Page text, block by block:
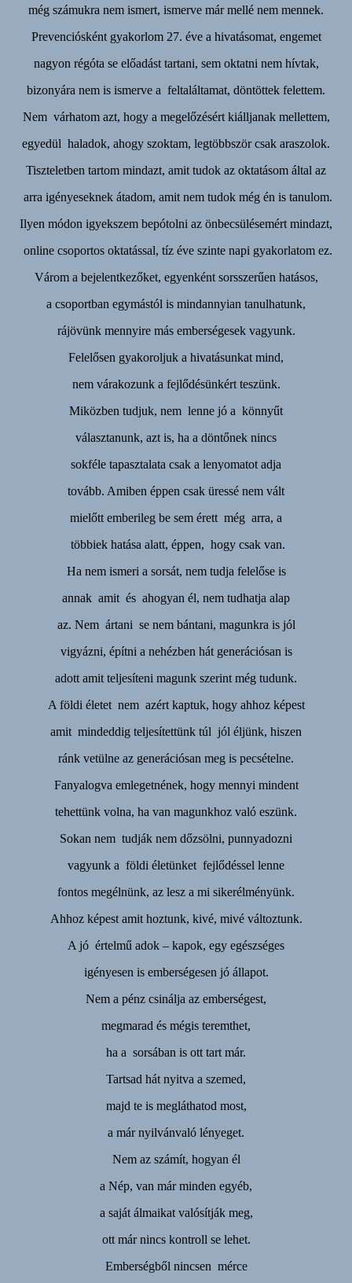
még számukra nem ismert, ismerve már mellé nem mennek.
Prevenciósként gyakorlom 27. éve a hivatásomat, engemet
nagyon régóta se előadást tartani, sem oktatni nem hívtak,
bizonyára nem is ismerve a feltaláltamat, döntöttek felettem.
Nem várhatom azt, hogy a megelőzésért kiálljanak mellettem,
egyedül haladok, ahogy szoktam, legtöbbször csak araszolok.
Tiszteletben tartom mindazt, amit tudok az oktatásom által az
arra igényeseknek átadom, amit nem tudok még én is tanulom.
Ilyen módon igyekszem bepótolni az önbecsülésemért mindazt,
online csoportos oktatással, tíz éve szinte napi gyakorlatom ez.
Várom a bejelentkezőket, egyenként sorsszerűen hatásos,
a csoportban egymástól is mindannyian tanulhatunk,
rájövünk mennyire más emberségesek vagyunk.
Felelősen gyakoroljuk a hivatásunkat mind,
nem várakozunk a fejlődésünkért teszünk.
Miközben tudjuk, nem lenne jó a könnyűt
választanunk, azt is, ha a döntőnek nincs
sokféle tapasztalata csak a lenyomatot adja
tovább. Amiben éppen csak üressé nem vált
mielőtt emberileg be sem érett még arra, a
többiek hatása alatt, éppen, hogy csak van.
Ha nem ismeri a sorsát, nem tudja felelőse is
annak amit és ahogyan él, nem tudhatja alap
az. Nem ártani se nem bántani, magunkra is jól
vigyázni, építni a nehézben hát generációsan is
adott amit teljesíteni magunk szerint még tudunk.
A földi életet nem azért kaptuk, hogy ahhoz képest
amit mindeddig teljesítettünk túl jól éljünk, hiszen
ránk vetülne az generációsan meg is pecsételne.
Fanyalogva emlegetnének, hogy mennyi mindent
tehettünk volna, ha van magunkhoz való eszünk.
Sokan nem tudják nem dőzsölni, punnyadozni
vagyunk a földi életünket fejlődéssel lenne
fontos megélnünk, az lesz a mi sikerélményünk.
Ahhoz képest amit hoztunk, kivé, mivé változtunk.
A jó értelmű adok – kapok, egy egészséges
igényesen is emberségesen jó állapot.
Nem a pénz csinálja az emberségest,
megmarad és mégis teremthet,
ha a sorsában is ott tart már.
Tartsad hát nyitva a szemed,
majd te is megláthatod most,
a már nyilvánvaló lényeget.
Nem az számít, hogyan él
a Nép, van már minden egyéb,
a saját álmaikat valósítják meg,
ott már nincs kontroll se lehet.
Emberségből nincsen mérce